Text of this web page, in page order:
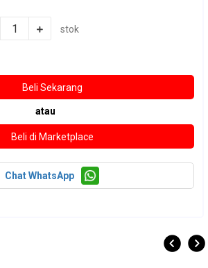
stok
atau
Chat WhatsApp